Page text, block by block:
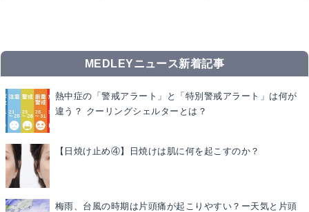
MEDLEYニュース新着記事
熱中症の「警戒アラート」と「特別警戒アラート」は何が
違う？ クーリングシェルターとは？
【日焼け止め④】日焼けは肌に何を起こすのか？
梅雨、台風の時期は片頭痛が起こりやすい？ー天気と片頭